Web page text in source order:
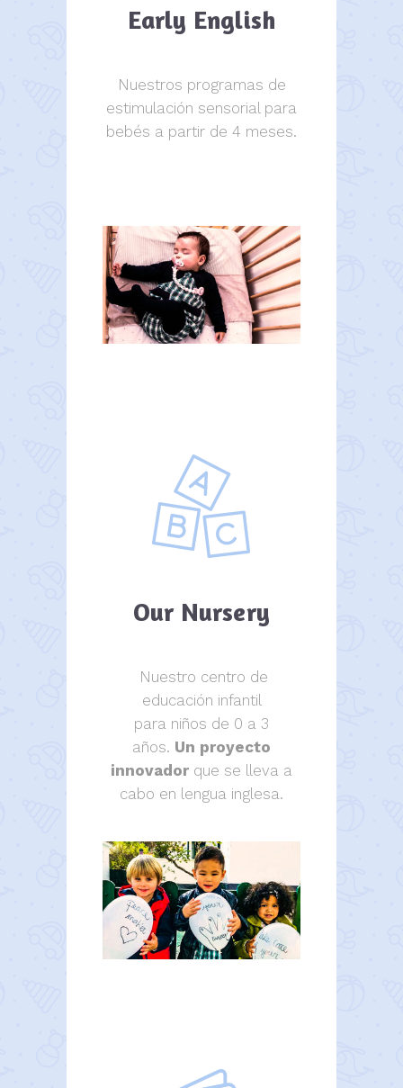
Early English
Nuestros programas de
estimulación sensorial para
bebés a partir de 4 meses.
Our Nursery
Nuestro centro de
educación infantil
para niños de 0 a 3
años. Un proyecto
innovador que se lleva a
cabo en lengua inglesa.